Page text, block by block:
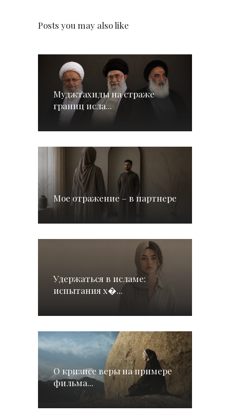
Posts you may also like
Муджтахиды на страже
границ исла...
Мое отражение – в партнере
Удержаться в исламе:
испытания х�...
О кризисе веры на примере
фильма...